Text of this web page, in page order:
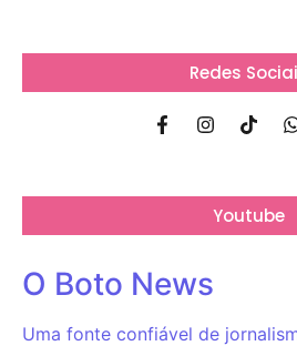
Redes
Youtube
O Boto News
Uma fonte confiável de